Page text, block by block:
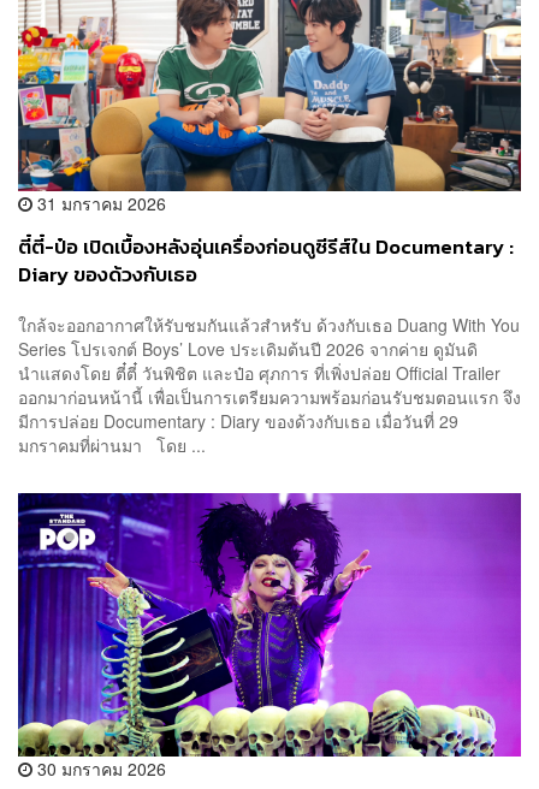
31 มกราคม 2026
ตี๋ตี๋-ป๋อ เปิดเบื้องหลังอุ่นเครื่องก่อนดูซีรีส์ใน Documentary :
Diary ของด้วงกับเธอ
ใกล้จะออกอากาศให้รับชมกันแล้วสำหรับ ด้วงกับเธอ Duang With You
Series โปรเจกต์ Boys’ Love ประเดิมต้นปี 2026 จากค่าย ดูมันดิ
นำแสดงโดย ตี๋ตี๋ วันพิชิต และป๋อ ศุภการ ที่เพิ่งปล่อย Official Trailer
ออกมาก่อนหน้านี้ เพื่อเป็นการเตรียมความพร้อมก่อนรับชมตอนแรก จึง
มีการปล่อย Documentary : Diary ของด้วงกับเธอ เมื่อวันที่ 29
มกราคมที่ผ่านมา โดย ...
30 มกราคม 2026